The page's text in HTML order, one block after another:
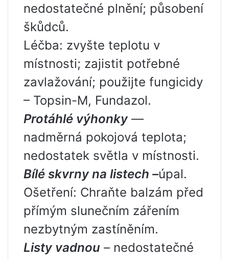
nedostatečné plnění; působení
škůdců.
Léčba: zvyšte teplotu v
místnosti; zajistit potřebné
zavlažování; použijte fungicidy
– Topsin-M, Fundazol.
Protáhlé výhonky —
nadměrná pokojová teplota;
nedostatek světla v místnosti.
Bílé skvrny na listech –úpal.
Ošetření: Chraňte balzám před
přímým slunečním zářením
nezbytným zastíněním.
Listy vadnou – nedostatečné